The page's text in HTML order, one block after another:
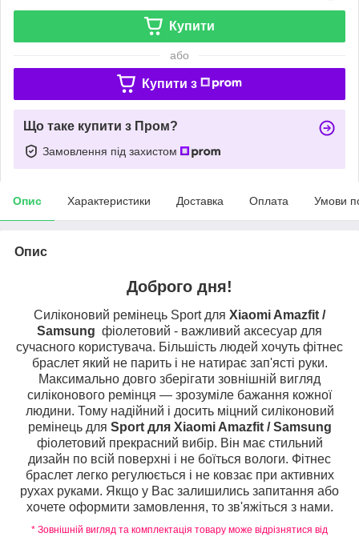
Купити
або
Купити з
Що таке купити з Пром?
Замовлення під захистом
Опис Характеристики Доставка Оплата Умови
Опис
Доброго дня!
Силіконовий ремінець Sport для Xiaomi Amazfit /
Samsung фіолетовий - важливий аксесуар для
сучасного користувача. Більшість людей хочуть фітнес
браслет який не парить і не натирає зап'ясті руки.
Максимально довго зберігати зовнішній вигляд
силіконового ремінця — зрозуміле бажання кожної
людини. Тому надійний і досить міцний силіконовий
ремінець для Sport для Xiaomi Amazfit / Samsung
фіолетовий прекрасний вибір. Він має стильний
дизайн по всій поверхні і не боїться вологи. Фітнес
браслет легко регулюється і не ковзає при активних
рухах руками. Якщо у Вас залишились запитання або
хочете оформити замовлення, то зв'яжіться з нами.
* Зовнішній вигляд та комплектація товару може відрізнятися від